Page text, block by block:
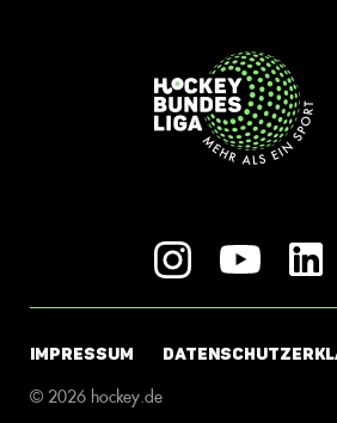
IMPRESSUM
© 2026 hockey.de